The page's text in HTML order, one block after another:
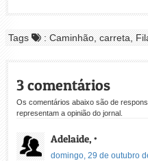
Tags : Caminhão, carreta,
3 comentários
Os comentários abaixo são de
representam a opinião do jornal.
Adelaide,*
domingo, 29 de outubro